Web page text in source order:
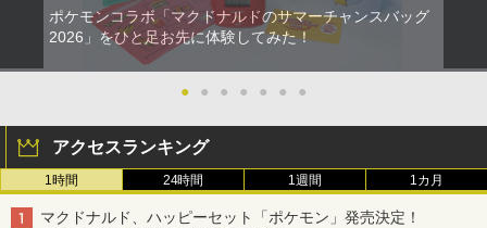
ポケモンコラボ「マクドナルドのサマーチャンスバッグ
2026」をひと足お先に体験してみた！
● ● ● ● ● ● ●
アクセスランキング
1時間 24時間 1週間 1カ月
マクドナルド、ハッピーセット「ポケモン」発売決定！